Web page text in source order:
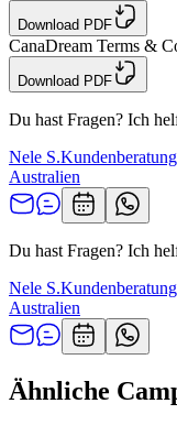
Download PDF
CanaDream Terms &
Download PDF
Du hast Fragen? Ich
Nele S.
Australien
Du hast Fragen? Ich
Nele S.
Australien
Ähnliche